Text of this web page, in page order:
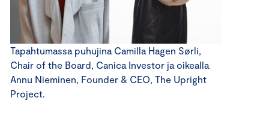
Tapahtumassa puhujina Camilla Hagen Sørli,
Chair of the Board, Canica Investor ja oikealla
Annu Nieminen, Founder & CEO, The Upright
Project.